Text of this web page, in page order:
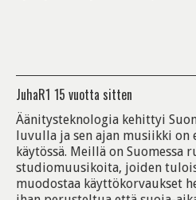
JuhaR1 15 vuotta sitten
Äänitysteknologia kehittyi
luvulla ja sen ajan musiikki on
käytössä. Meillä on Suomessa
studiomuusikoita, joiden
muodostaa käyttökorvaukset